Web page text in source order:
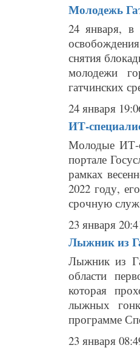
Молодежь
24 января, в
снятия
молодежи
гатчинских
24 января
ИТ-
Молодые ИТ-
портале
рамках
2022 году,
срочную
23 января
Лыжник из
Лыжник из
области
которая
лыжных
программе
23 января